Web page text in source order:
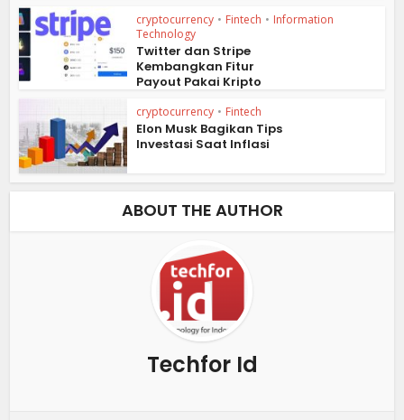
cryptocurrency • Fintech • Information
Technology
Twitter dan Stripe
Kembangkan Fitur
Payout Pakai Kripto
cryptocurrency • Fintech
Elon Musk Bagikan Tips
Investasi Saat Inflasi
ABOUT THE AUTHOR
Techfor Id